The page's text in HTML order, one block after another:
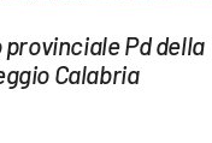
Pd della
Calabria